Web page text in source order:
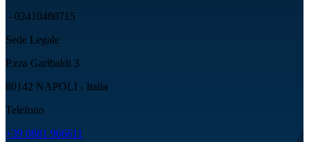
- 02410480715
Sede Legale
P.zza Garibaldi 3
80142 NAPOLI - Italia
Telefono
+39 0881 966611